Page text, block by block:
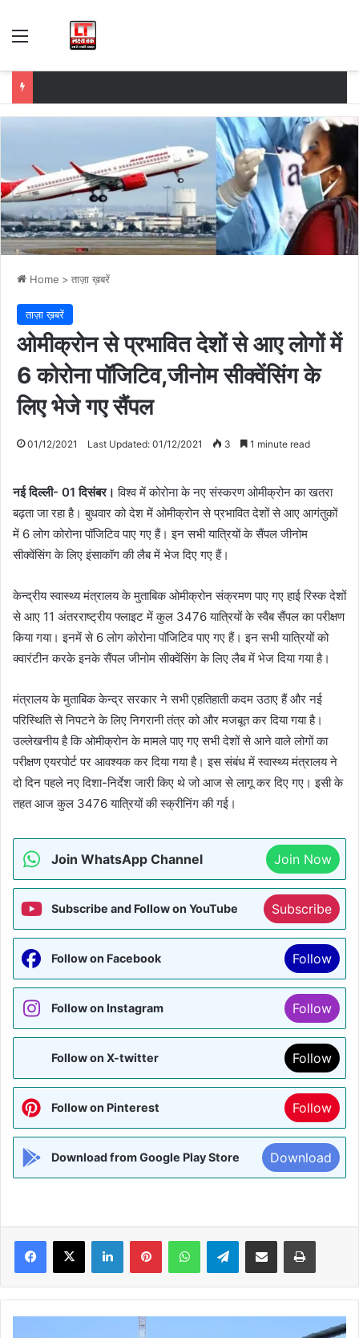
Menu
Home > ताज़ा ख़बरें
ताज़ा ख़बरें
ओमीक्रोन से प्रभावित देशों से आए लोगों में
6 कोरोना पॉजिटिव,जीनोम सीक्वेंसिंग के
लिए भेजे गए सैंपल
01/12/2021 Last Updated: 01/12/2021 3 1 minute read
नई दिल्ली- 01 दिसंबर।विश्व में कोरोना के नए संस्करण ओमीक्रोन का खतरा
बढ़ता जा रहा है। बुधवार को देश में ओमीक्रोन से प्रभावित देशों से आए आगंतुकों
में 6 लोग कोरोना पॉजिटिव पाए गए हैं। इन सभी यात्रियों के सैंपल जीनोम
सीक्वेंसिंग के लिए इंसाकॉग की लैब में भेज दिए गए हैं।
केन्द्रीय स्वास्थ्य मंत्रालय के मुताबिक ओमीक्रोन संक्रमण पाए गए हाई रिस्क देशों
से आए 11 अंतरराष्ट्रीय फ्लाइट में कुल 3476 यात्रियों के स्वैब सैंपल का परीक्षण
किया गया। इनमें से 6 लोग कोरोना पॉजिटिव पाए गए हैं। इन सभी यात्रियों को
क्वारंटीन करके इनके सैंपल जीनोम सीक्वेंसिंग के लिए लैब में भेज दिया गया है।
मंत्रालय के मुताबिक केन्द्र सरकार ने सभी एहतिहाती कदम उठाए हैं और नई
परिस्थिति से निपटने के लिए निगरानी तंत्र को और मजबूत कर दिया गया है।
उल्लेखनीय है कि ओमीक्रोन के मामले पाए गए सभी देशों से आने वाले लोगों का
परीक्षण एयरपोर्ट पर आवश्यक कर दिया गया है। इस संबंध में स्वास्थ्य मंत्रालय ने
दो दिन पहले नए दिशा-निर्देश जारी किए थे जो आज से लागू कर दिए गए। इसी के
तहत आज कुल 3476 यात्रियों की स्क्रीनिंग की गई।
Join WhatsApp Channel Join Now
Subscribe and Follow on YouTube Subscribe
Follow on Facebook Follow
Follow on Instagram Follow
Follow on X-twitter Follow
Follow on Pinterest Follow
Download from Google Play Store Download
Facebook
X LinkedInPinterestWhatsAppTelegramShare via Email Print